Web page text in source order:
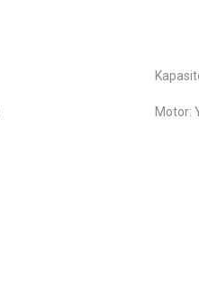
Motor: